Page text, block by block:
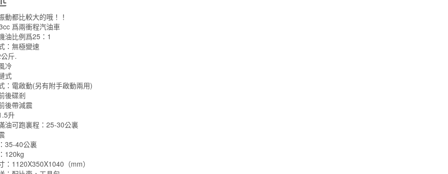
動都比較大的哦！！
爲兩衝程汽油車
油比例爲25：1
：無極變速
斤.
冷
式
：電啟動(另有附手啟動兩用)
後碟剎
後帶減震
升
油可跑裏程：25-30公裏
35-40公裏
120kg
：1120X350X1040（mm）